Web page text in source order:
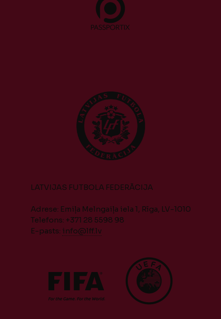
LATVIJAS FUTBOLA FEDERĀCIJA
Adrese: Emiļa Melngaiļa iela 1, Rīga, LV-1010
Telefons: +371 28 5598 98
E-pasts: info@lff.lv